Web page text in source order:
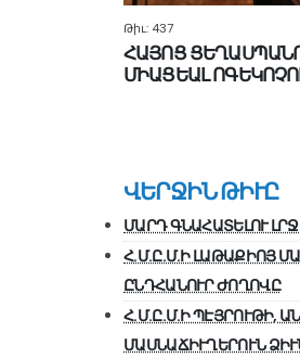
Թիւ: 437
ՀԱՅՈՑ
ՄԻԱՑԵԱԼ
ՎԵՐՋԻՆ ԹԻՒԸ
ՄԱՐԴ ԳՆԱՀԱՏԵԼՈՒ
Հ.Մ.Ը.Մ.Ի ԼԱԹԱՔԻՈՅ
ԸՆԴՀԱՆՈՒՐ ԺՈՂՈՎԸ
Հ.Մ.Ը.Մ.Ի ՊԷՅՐՈՒԹԻ,
ՄԱՍՆԱՃԻՒՂԵՐՈՒՆ